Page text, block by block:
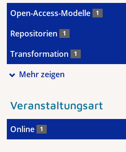
Open-Access-Modelle 1
Repositorien 1
Transformation 1
Mehr zeigen
Veranstaltungsart
Online 1